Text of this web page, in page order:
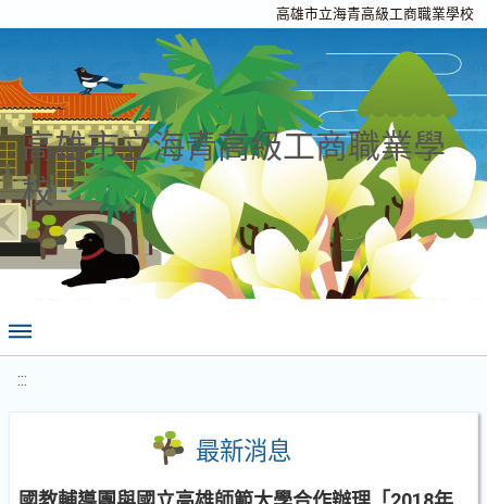
高雄市立海青高級工商職業學校
高雄市立海青高級工商職業學
校
:::
最新消息